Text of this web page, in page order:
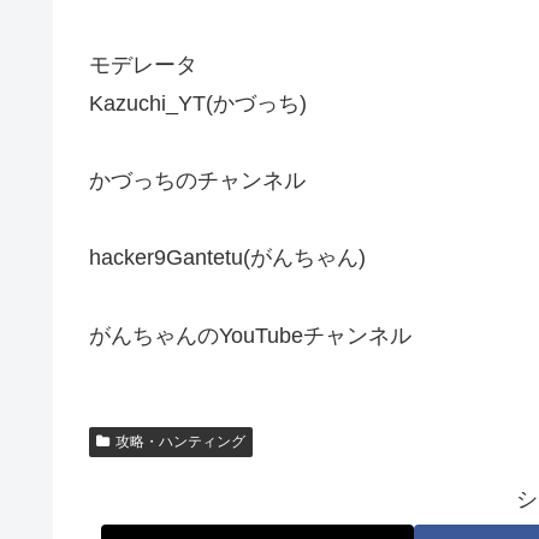
モデレータ
Kazuchi_YT(かづっち)
かづっちのチャンネル
hacker9Gantetu(がんちゃん)
がんちゃんのYouTubeチャンネル
攻略・ハンティング